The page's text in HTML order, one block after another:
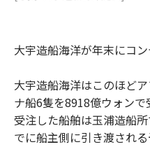
大宇造船海洋が年末にコ
大宇造船海洋はこのほど
ナ船6隻を8918億ウォンで
受注した船舶は玉浦造船
でに船主側に引き渡される